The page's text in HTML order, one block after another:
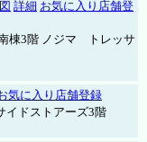
詳細 お気に入り店舗登
棟3階 ノジマ トレッサ
気に入り店舗登録
イドストアーズ3階